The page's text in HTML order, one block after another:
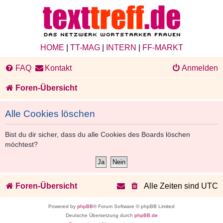
HOME TT-MAG| INTERN FF-MARKT
FAQ Kontakt Anmelden
Foren-Übersicht
Alle Cookies löschen
Bist du dir sicher, dass du alle Cookies des Boards löschen
möchtest?
Foren-Übersicht Alle Zeiten sind UTC
Powered by phpBB® Forum Software © phpBB Limited
Deutsche Übersetzung durch phpBB.de